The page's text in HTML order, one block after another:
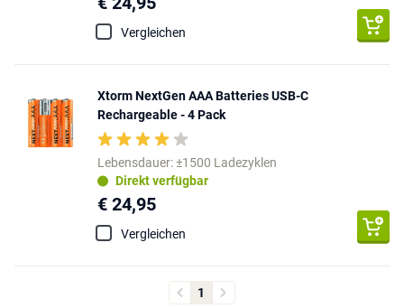
Vergleichen
Xtorm NextGen AAA Batteries USB-C
Rechargeable - 4 Pack
Lebensdauer: ±1500 Ladezyklen
Direkt verfügbar
€ 24,95
Vergleichen
1